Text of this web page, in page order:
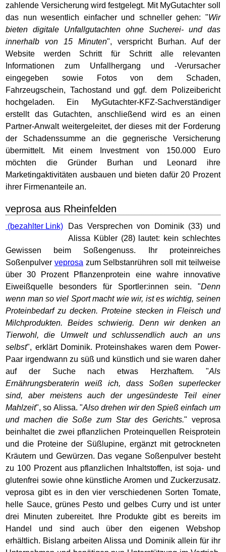
zahlende Versicherung wird festgelegt. Mit MyGutachter soll
das nun wesentlich einfacher und schneller gehen: "Wir
bieten digitale Unfallgutachten ohne Sucherei- und das
innerhalb von 15 Minuten", verspricht Burhan. Auf der
Website werden Schritt für Schritt alle relevanten
Informationen zum Unfallhergang und -Verursacher
eingegeben sowie Fotos von dem Schaden,
Fahrzeugschein, Tachostand und ggf. dem Polizeibericht
hochgeladen. Ein MyGutachter-KFZ-Sachverständiger
erstellt das Gutachten, anschließend wird es an einen
Partner-Anwalt weitergeleitet, der dieses mit der Forderung
der Schadenssumme an die gegnerische Versicherung
übermittelt. Mit einem Investment von 150.000 Euro
möchten die Gründer Burhan und Leonard ihre
Marketingaktivitäten ausbauen und bieten dafür 20 Prozent
ihrer Firmenanteile an.
veprosa aus Rheinfelden
Das Versprechen von Dominik (33) und
Alissa Kübler (28) lautet: kein schlechtes
Gewissen beim Soßengenuss. Ihr proteinreiches
Soßenpulver veprosa zum Selbstanrühren soll mit teilweise
über 30 Prozent Pflanzenprotein eine wahre innovative
Eiweißquelle besonders für Sportler:innen sein. "Denn
wenn man so viel Sport macht wie wir, ist es wichtig, seinen
Proteinbedarf zu decken. Proteine stecken in Fleisch und
Milchprodukten. Beides schwierig. Denn wir denken an
Tierwohl, die Umwelt und schlussendlich auch an uns
selbst", erklärt Dominik. Proteinshakes waren dem Power-
Paar irgendwann zu süß und künstlich und sie waren daher
auf der Suche nach etwas Herzhaftem. "Als
Ernährungsberaterin weiß ich, dass Soßen superlecker
sind, aber meistens auch der ungesündeste Teil einer
Mahlzeit", so Alissa. "Also drehen wir den Spieß einfach um
und machen die Soße zum Star des Gerichts." veprosa
beinhaltet die zwei pflanzlichen Proteinquellen Reisprotein
und die Proteine der Süßlupine, ergänzt mit getrockneten
Kräutern und Gewürzen. Das vegane Soßenpulver besteht
zu 100 Prozent aus pflanzlichen Inhaltstoffen, ist soja- und
glutenfrei sowie ohne künstliche Aromen und Zuckerzusatz.
veprosa gibt es in den vier verschiedenen Sorten Tomate,
helle Sauce, grünes Pesto und gelbes Curry und ist unter
drei Minuten zubereitet. Ihre Produkte gibt es bereits im
Handel und sind auch über den eigenen Webshop
erhältlich. Bislang arbeiten Alissa und Dominik allein für ihr